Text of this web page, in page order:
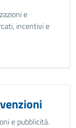
e
incentivi e
e pubblicità.